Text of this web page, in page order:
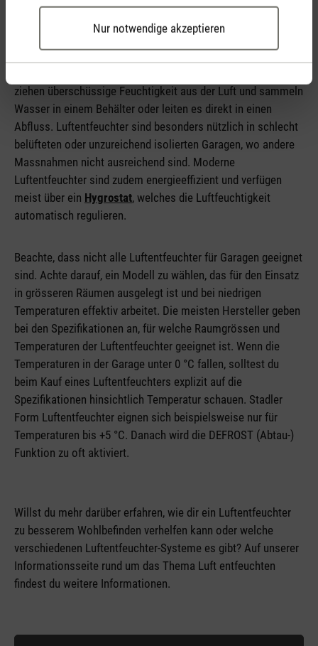
Nur notwendige akzeptieren
ziehen überschüssige Feuchtigkeit aus der Luft und sammeln
Wasser in einem Behälter oder leiten es direkt in einen
Abfluss. Luftentfeuchter sind besonders nützlich in schlecht
belüfteten oder unzureichend isolierten Garagen, wo andere
Massnahmen nicht ausreichend sind. Moderne
Luftentfeuchter sind zudem energieeffizient und verfügen
meist über ein Hygrostat, welches die Luftfeuchtigkeit
automatisch regulieren.
Beachte, dass nicht alle Luftentfeuchter für Garagen geeignet
sind. Achte darauf, ein Modell zu wählen, das für den Einsatz
in grösseren Räumen ausgelegt ist und bei niedrigen
Temperaturen effektiv arbeitet. Die meisten Hersteller geben
bei den Spezifikationen an, für welche Raumgrössen und
Temperaturen der Luftentfeuchter geeignet ist. Wenn die
Temperaturen in der Garage unter 0 °C fallen, solltest du
beim Kauf eines Luftentfeuchters explizit auf die
Spezifikationen hinsichtlich Temperatur schauen. Stadler
Form Luftentfeuchter eignen sich beispielsweise nur für
Temperaturen bis +5 °C. Danach wird die DEFROST (Abtau-)
Funktion zu oft aktiviert.
Willst du mehr darüber erfahren, wie dir ein Luftentfeuchter
zu besserem Wohlbefinden verhelfen kann oder welche
verschiedenen Luftentfeuchter-Systeme es gibt? Auf unserer
Informationsseite rund um das Thema Luft entfeuchten
findest du weitere Informationen.